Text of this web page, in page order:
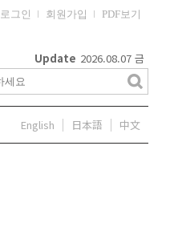
로그인 회원가입 PDF보기
Update 2026.08.07 금
English 日本語 中文